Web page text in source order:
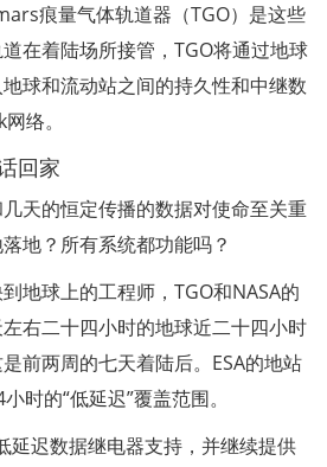
痕量气体轨道器（TGO）是这些
在着陆场所接管，TGO将通过地球
球和流动站之间的持久性和中继数
络。
回家
天的恒定传播的数据对使命至关重
地？所有系统都功能吗？
地球上的工程师，TGO和NASA的
右二十四小时的地球近二十四小时
前两周的七天着陆后。ESA的地站
时的“低延迟”覆盖范围。
延迟数据继电器支持，并继续提供